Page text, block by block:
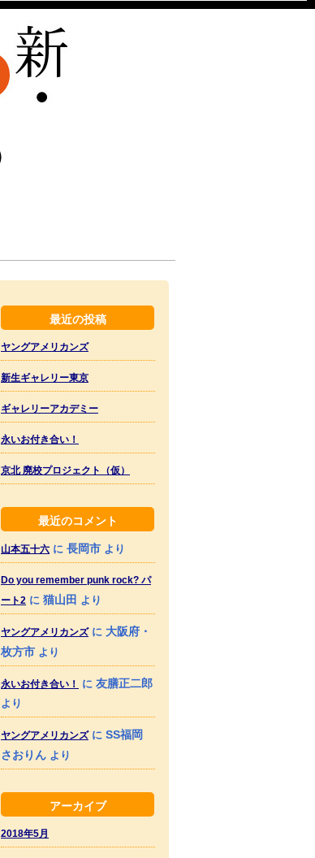
最近の投稿
ヤングアメリカンズ
新生ギャレリー東京
ギャレリーアカデミー
永いお付き合い！
京北 廃校プロジェクト（仮）
最近のコメント
山本五十六 に 長岡市 より
Do you remember punk rock? パ
ート2 に 猫山田 より
ヤングアメリカンズに 大阪府・
枚方市 より
永いお付き合い！ に 友膳正二郎
より
ヤングアメリカンズに SS福岡
さおりん より
アーカイブ
2018年5月